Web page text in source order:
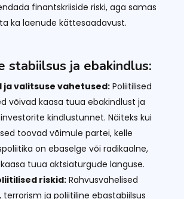
finantskriiside riski, aga samas
ka laenude kättesaadavust.
stabiilsus ja ebakindlus:
ja valitsuse vahetused:Poliitilised
võivad kaasa tuua ebakindlust ja
kindlustunnet. Näiteks kui
toovad võimule partei, kelle
on ebaselge või radikaalne,
tuua aktsiaturgude languse.
riskid:Rahvusvahelised
terrorism ja poliitiline ebastabiilsus